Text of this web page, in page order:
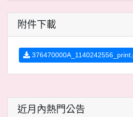
附件下載
近月內熱門公告